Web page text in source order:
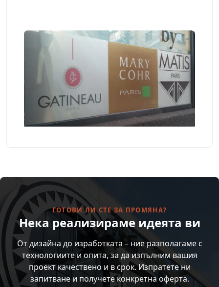
ГОТОВИ ЛИ СТЕ ЗА ПРОМЯНА?
Нека реализираме идеята ви
От дизайна до изработката – ние разполагаме с
технологиите и опита, за да изпълним вашия
проект качествено и в срок. Изпратете ни
запитване и получете конкретна оферта.